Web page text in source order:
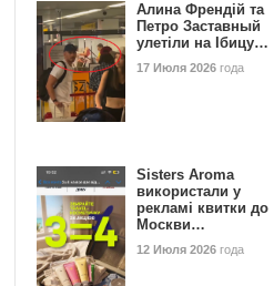
Алина Френдій та
Петро Заставный
улетіли на Ібицу…
17 Июля 2026 года
Sisters Aroma
використали у
рекламі квитки до
Москви…
12 Июля 2026 года